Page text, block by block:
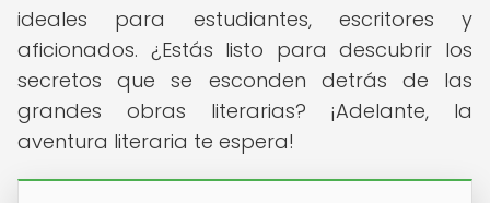
ideales para estudiantes, escritores y
aficionados. ¿Estás listo para descubrir los
secretos que se esconden detrás de las
grandes obras literarias? ¡Adelante, la
aventura literaria te espera!